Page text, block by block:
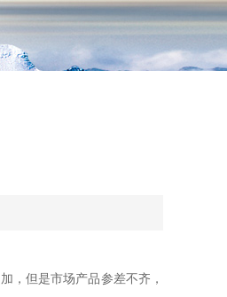
，但是市场产品参差不齐，